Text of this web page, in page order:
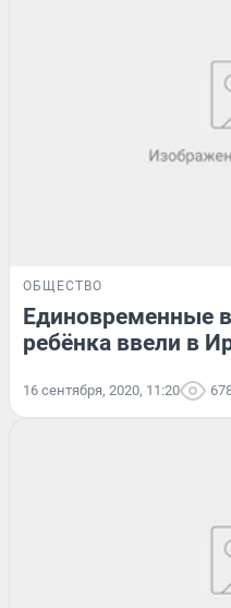
ОБЩЕСТВО
Единовременные
ребёнка ввели в
16 сентября, 2020, 11:20